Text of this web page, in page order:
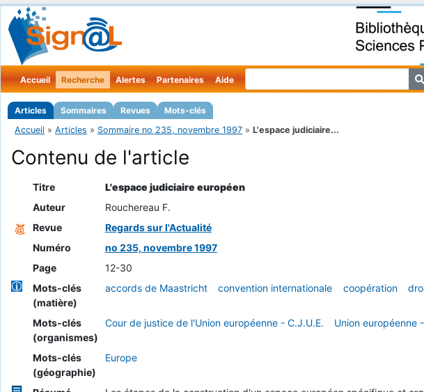
Accueil Recherche
Articles Sommaires Revues Mots-clés
Alertes Partenaires Aide
Accueil » Articles » Sommaire no 235, novembre 1997 » L'espace judiciaire...
Contenu de l'article
Titre
L'espace judiciaire européen
Auteur
Rouchereau F.
Revue
Regards sur l'Actualité
Numéro
no 235, novembre 1997
Page
12-30
Mots-clés
(matière)
accords de Maastricht convention internationale coopération
Mots-clés
(organismes)
Cour de justice de l'Union européenne - C.J.U.E. Union européenne
Mots-clés
(géographie)
Europe